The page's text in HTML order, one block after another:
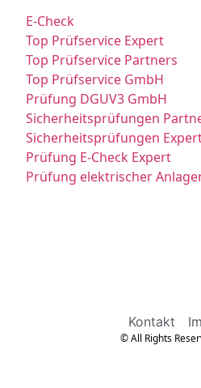
E-Check
Top Prüfservice Expert
Top Prüfservice Partners
Top Prüfservice GmbH
Prüfung DGUV3 GmbH
Sicherheitsprüfungen
Sicherheitsprüfungen
Prüfung E-Check Expert
Prüfung elektrischer
Kontakt
© All Rights